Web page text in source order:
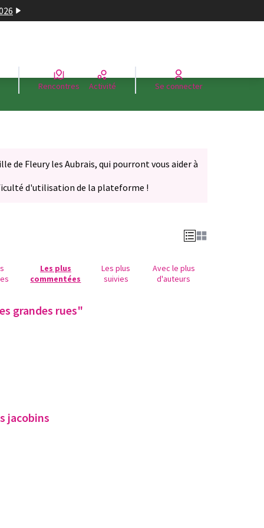
Rencontres Activité Se connecter
de Fleury les Aubrais, qui pourront vous aider à
d'utilisation de la plateforme !
Les plus
commentées
Les plus
suivies
Avec le plus
d'auteurs
grandes rues"
jacobins